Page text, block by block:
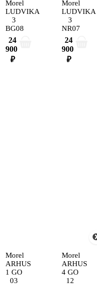
Morel
LUDVIKA
3
BG08
24
900
₽
Morel
LUDVIKA
3
NR07
24
900
₽
Morel
ARHUS
1 GO
03
Morel
ARHUS
4 GO
12